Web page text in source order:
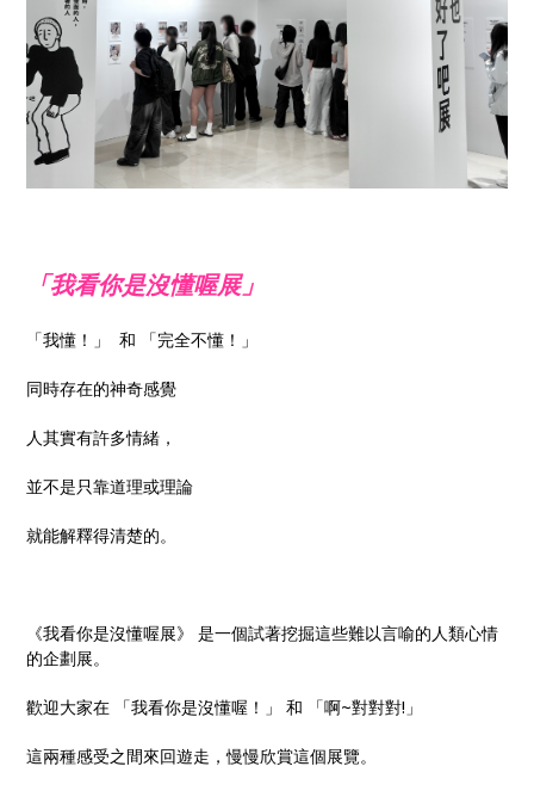
「我看你是沒懂喔展」
「我懂！」 和 「完全不懂！」
同時存在的神奇感覺
人其實有許多情緒，
並不是只靠道理或理論
就能解釋得清楚的。
《我看你是沒懂喔展》 是一個試著挖掘這些難以言喻的人類心情
的企劃展。
歡迎大家在 「我看你是沒懂喔！」 和 「啊~對對對!」
這兩種感受之間來回遊走，慢慢欣賞這個展覽。